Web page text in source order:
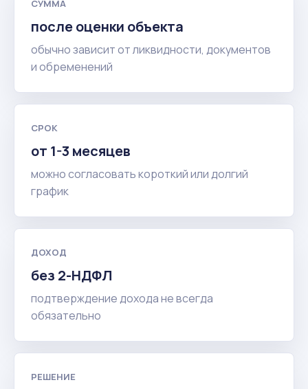
СУММА
после оценки объекта
обычно зависит от ликвидности, документов
и обременений
СРОК
от 1-3 месяцев
можно согласовать короткий или долгий
график
ДОХОД
без 2-НДФЛ
подтверждение дохода не всегда
обязательно
РЕШЕНИЕ